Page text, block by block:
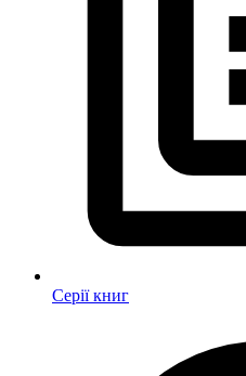
Серії книг